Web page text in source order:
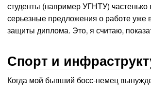
студенты (например УГНТУ) частенько
серьезные предложения о работе уже
защиты диплома. Это, я считаю,
Спорт и
Когда мой бывший босс-немец